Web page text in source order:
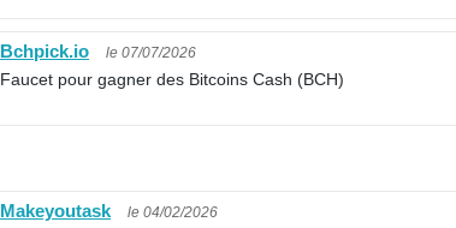
Bchpick.io le 07/07/2026
Faucet pour gagner des Bitcoins Cash (BCH)
Makeyoutask le 04/02/2026